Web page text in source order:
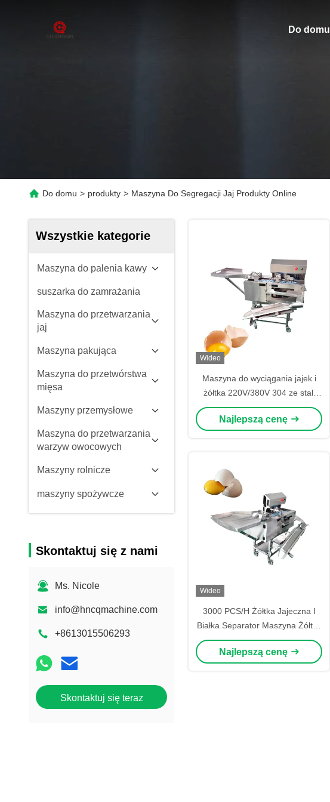
Do domu
Do domu > produkty > Maszyna Do Segregacji Jaj Produkty Online
Wszystkie kategorie
Maszyna do palenia kawy
suszarka do zamrażania
Maszyna do przetwarzania
jaj
Maszyna pakująca
Maszyna do przetwórstwa
mięsa
Maszyny przemysłowe
Maszyna do przetwarzania
warzyw owocowych
Maszyny rolnicze
maszyny spożywcze
Skontaktuj się z nami
Ms. Nicole
info@hncqmachine.com
+8613015506293
Skontaktuj się teraz
Wideo
Maszyna do wyciągania jajek i
żółtka 220V/380V 304 ze stali
nierdzewnej
Najlepszą cenę
Wideo
3000 PCS/H Żółtka Jajeczna I
Białka Separator Maszyna Żółtka
Jajeczna
Najlepszą cenę